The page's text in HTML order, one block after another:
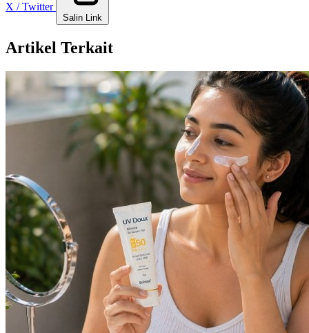
X / Twitter
Salin Link
Artikel Terkait